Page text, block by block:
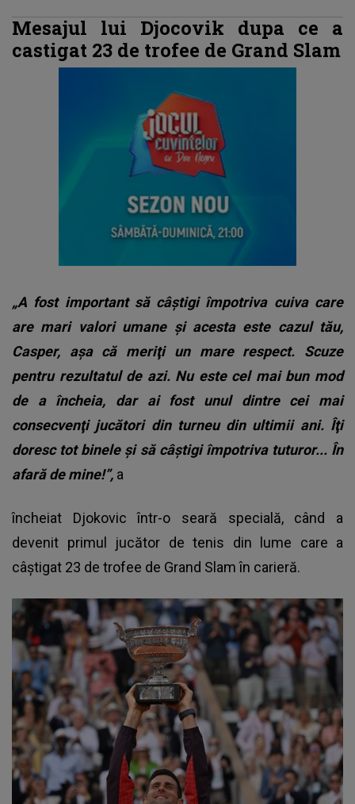
Mesajul lui Djocovik dupa ce a
castigat 23 de trofee de Grand Slam
„A fost important să câştigi împotriva cuiva care
are mari valori umane şi acesta este cazul tău,
Casper, aşa că meriţi un mare respect. Scuze
pentru rezultatul de azi. Nu este cel mai bun mod
de a încheia, dar ai fost unul dintre cei mai
consecvenţi jucători din turneu din ultimii ani. Îţi
doresc tot binele şi să câştigi împotriva tuturor... În
afară de mine!”, a
încheiat Djokovic într-o seară specială, când a
devenit primul jucător de tenis din lume care a
câştigat 23 de trofee de Grand Slam în carieră.